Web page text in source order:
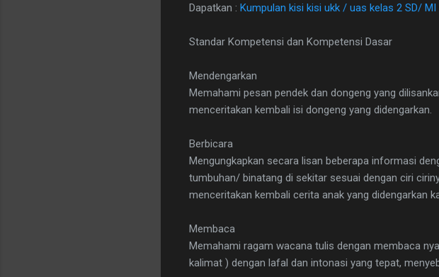
Dapatkan : Kumpulan kisi kisi ukk / uas kelas 2 SD/
Standar Kompetensi dan Kompetensi Dasar
Mendengarkan
Memahami pesan pendek dan dongeng yang
menceritakan kembali isi dongeng yang didengarkan.
Berbicara
Mengungkapkan secara lisan beberapa informasi
tumbuhan/ binatang di sekitar sesuai dengan ciri
menceritakan kembali cerita anak yang didengarkan
Membaca
Memahami ragam wacana tulis dengan membaca
kalimat ) dengan lafal dan intonasi yang tepat,